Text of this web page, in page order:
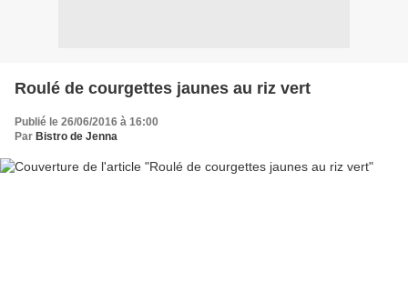
Roulé de courgettes jaunes au riz vert
Publié le 26/06/2016 à 16:00
Par Bistro de Jenna